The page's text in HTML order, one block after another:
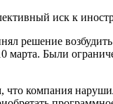
иск к
решение возбудить
марта. Были
компания